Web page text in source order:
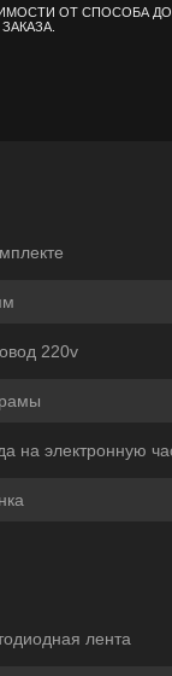
ОТ СПОСОБА
220v
на электронную
лента